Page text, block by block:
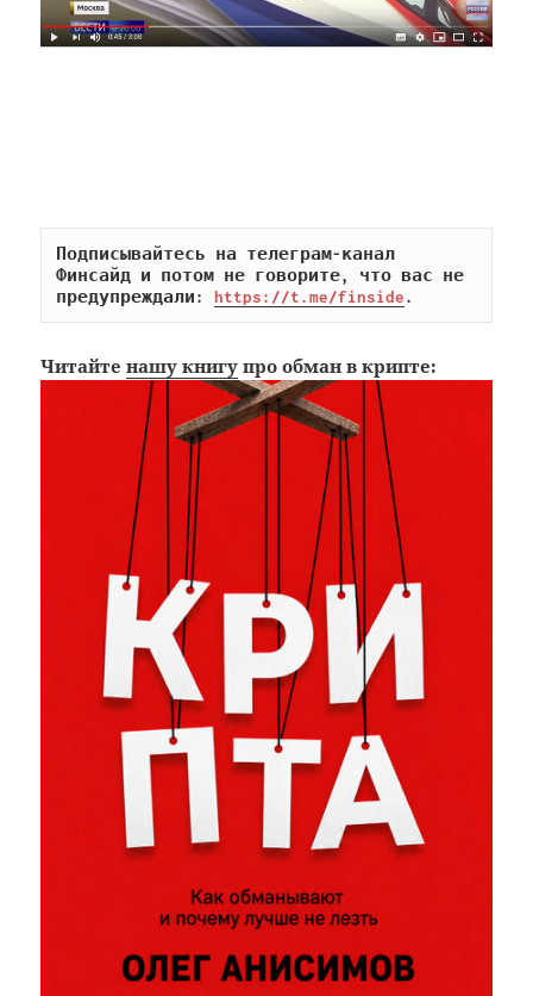
Подписывайтесь на телеграм-канал
Финсайд и потом не говорите, что вас не
предупреждали: https://t.me/finside.
Читайтенашу книгу про обман в крипте: